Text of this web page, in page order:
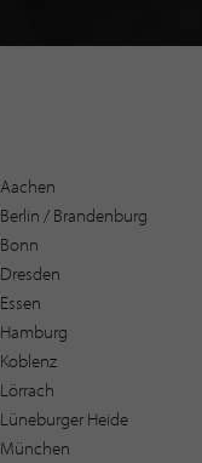
Aachen
Berlin / Brandenburg
Bonn
Dresden
Essen
Hamburg
Koblenz
Lörrach
Lüneburger Heide
München